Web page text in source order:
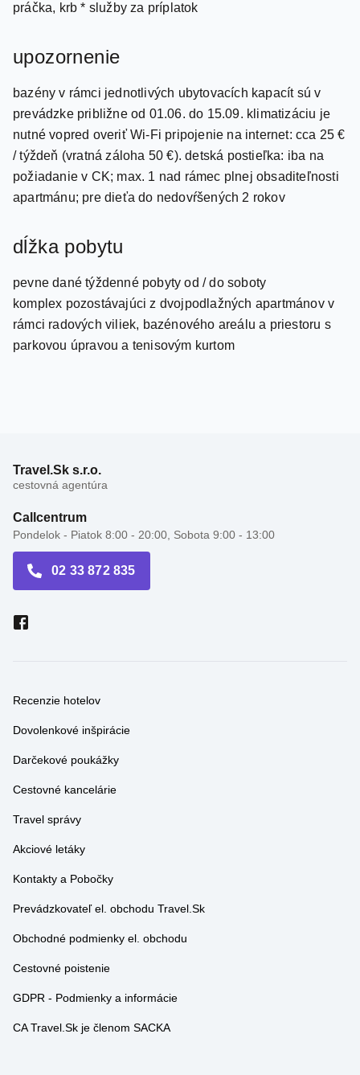
práčka, krb * služby za príplatok
upozornenie
bazény v rámci jednotlivých ubytovacích kapacít sú v
prevádzke približne od 01.06. do 15.09. klimatizáciu je
nutné vopred overiť Wi-Fi pripojenie na internet: cca 25 €
/ týždeň (vratná záloha 50 €). detská postieľka: iba na
požiadanie v CK; max. 1 nad rámec plnej obsaditeľnosti
apartmánu; pre dieťa do nedovŕšených 2 rokov
dĺžka pobytu
pevne dané týždenné pobyty od / do soboty
komplex pozostávajúci z dvojpodlažných apartmánov v
rámci radových viliek, bazénového areálu a priestoru s
parkovou úpravou a tenisovým kurtom
Travel.Sk s.r.o.
cestovná agentúra
Callcentrum
Pondelok - Piatok 8:00 - 20:00, Sobota 9:00 - 13:00
02 33 872 835
Recenzie hotelov
Dovolenkové inšpirácie
Darčekové poukážky
Cestovné kancelárie
Travel správy
Akciové letáky
Kontakty a Pobočky
Prevádzkovateľ el. obchodu Travel.Sk
Obchodné podmienky el. obchodu
Cestovné poistenie
GDPR - Podmienky a informácie
CA Travel.Sk je členom SACKA